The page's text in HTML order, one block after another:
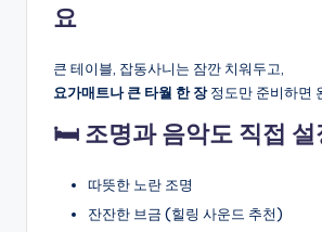
요
큰 테이블, 잡동사니는 잠깐 치워두고,
요가매트나 큰 타월 한 장정도만 준비하면
🛏 조명과 음악도 직접 설
따뜻한 노란 조명
잔잔한 브금 (힐링 사운드 추천)